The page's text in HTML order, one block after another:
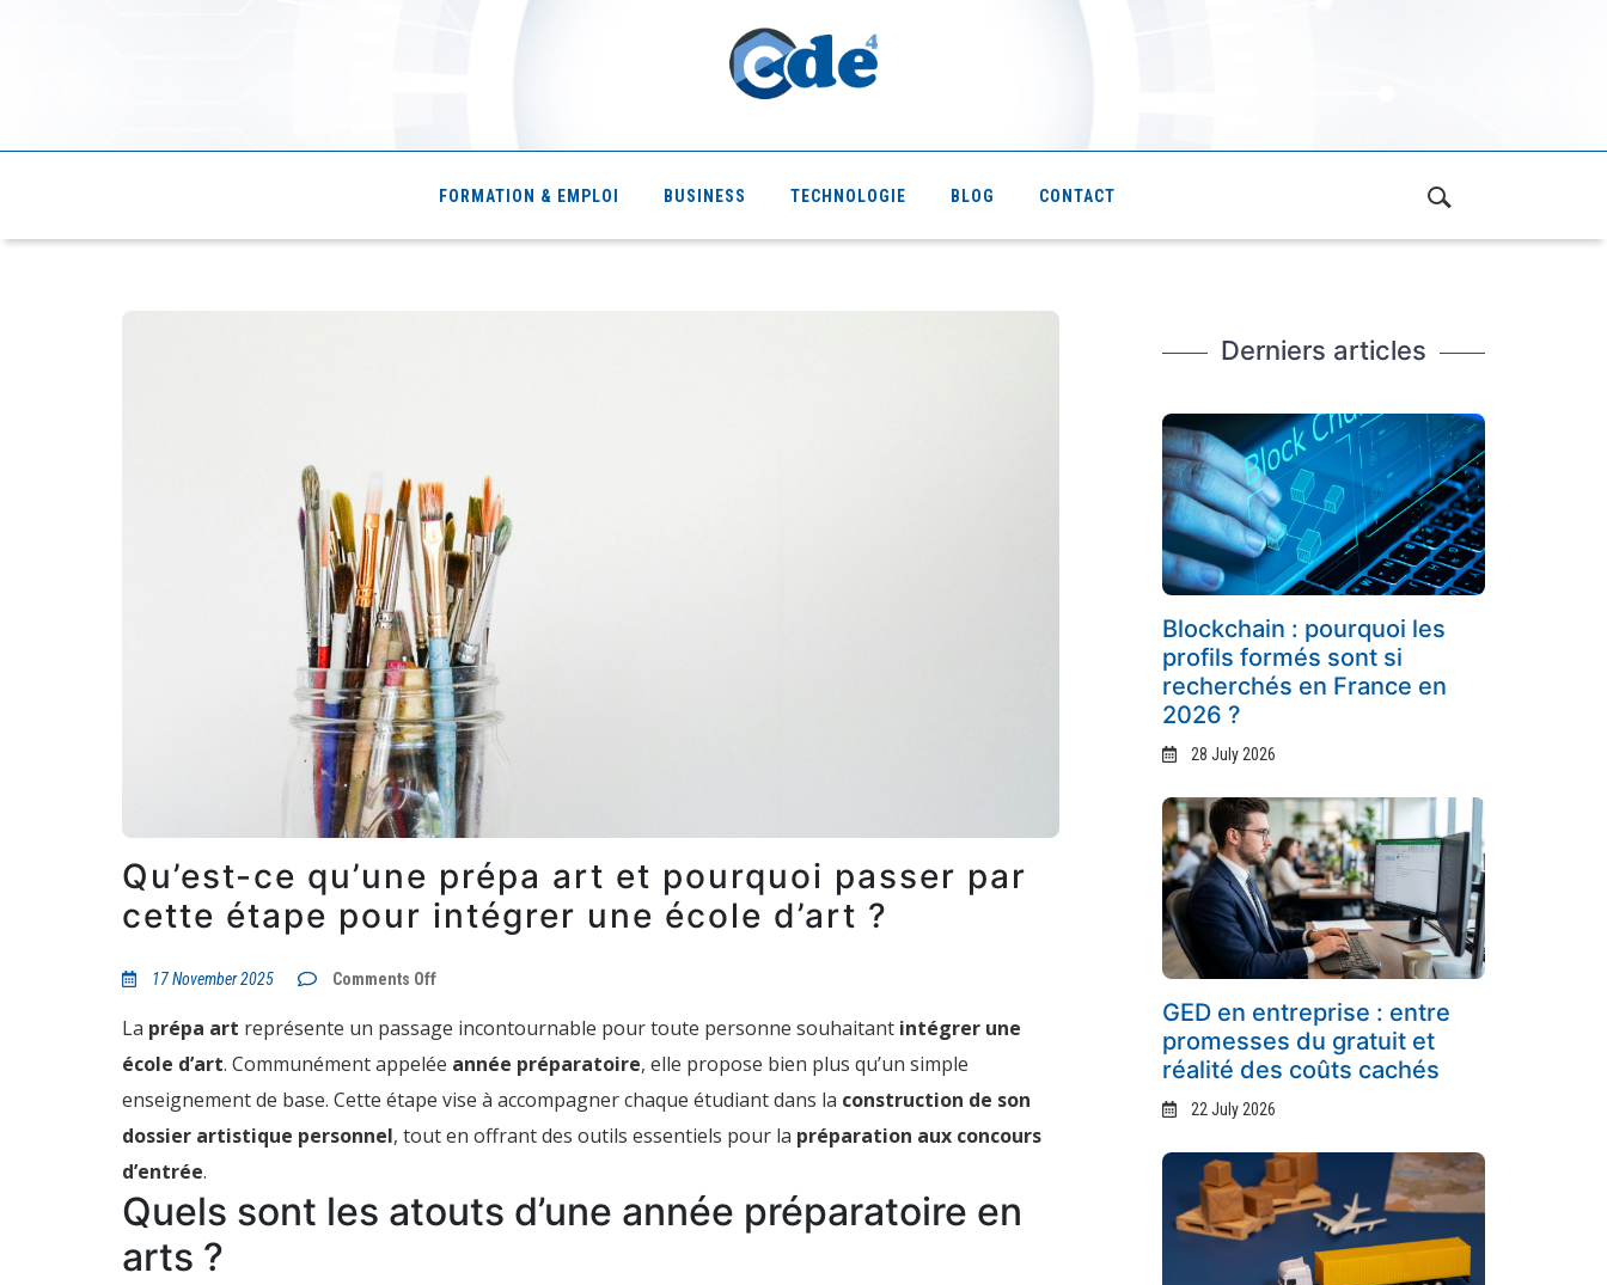
FORMATION & EMPLOI BUSINESS TECHNOLOGIE BLOG CONTACT
Qu’est-ce qu’une prépa art et pourquoi passer par
cette étape pour intégrer une école d’art ?
17 November 2025 Comments Offon
qu’une
art
pourquoi
passer
par
pour
intégrer
La prépa art représente un passage incontournable pour toute personne souhaitant intégrer une
école d’art. Communément appelée année préparatoire, elle propose bien plus qu’un simple
enseignement de base. Cette étape vise à accompagner chaque étudiant dans la construction de son
dossier artistique personnel, tout en offrant des outils essentiels pour la préparation aux concours
d’entrée.
Quels sont les atouts d’une année préparatoire en
arts ?
Derniers articles
Blockchain : pourquoi les
profils formés sont si
recherchés en France en
2026 ?
28 July 2026
GED en entreprise : entre
promesses du gratuit et
réalité des coûts cachés
22 July 2026